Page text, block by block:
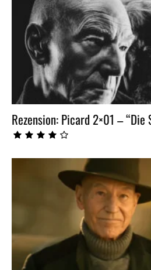
Rezension: Picard 2×01 – “Die